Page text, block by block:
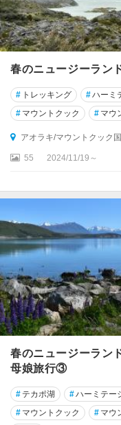
春のニュージーラ
# トレッキング #ハーミ
# マウントクック # マウ
アオラキ/マウントクック
55 2024/11/19～
春のニュージーラン
母娘旅行③
# テカポ湖 #ハーミテー
# マウントクック # マウ